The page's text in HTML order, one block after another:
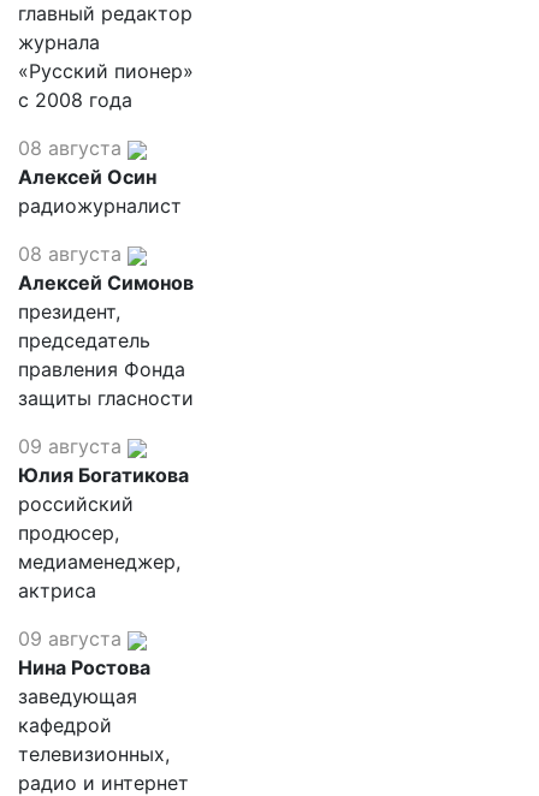
главный редактор
журнала
«Русский пионер»
с 2008 года
08 августа
Алексей Осин
радиожурналист
08 августа
Алексей Симонов
президент,
председатель
правления Фонда
защиты гласности
09 августа
Юлия Богатикова
российский
продюсер,
медиаменеджер,
актриса
09 августа
Нина Ростова
заведующая
кафедрой
телевизионных,
радио и интернет